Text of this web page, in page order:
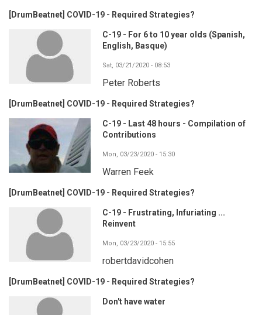
[DrumBeatnet] COVID-19 - Required Strategies?
C-19 - For 6 to 10 year olds (Spanish,
English, Basque)
Sat, 03/21/2020 - 08:53
Peter Roberts
[DrumBeatnet] COVID-19 - Required Strategies?
C-19 - Last 48 hours - Compilation of
Contributions
Mon, 03/23/2020 - 15:30
Warren Feek
[DrumBeatnet] COVID-19 - Required Strategies?
C-19 - Frustrating, Infuriating ...
Reinvent
Mon, 03/23/2020 - 15:55
robertdavidcohen
[DrumBeatnet] COVID-19 - Required Strategies?
Don't have water